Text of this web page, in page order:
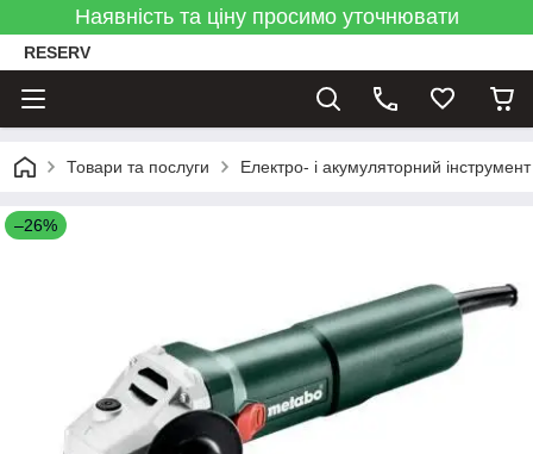
Наявність та ціну просимо уточнювати
RESERV
Товари та послуги Електро- і акумуляторний інструмент
–26%